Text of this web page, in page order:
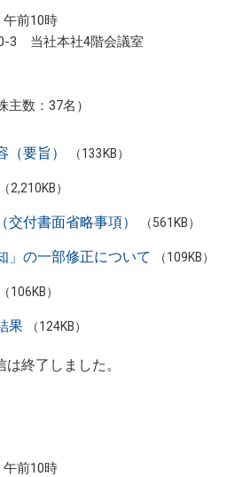
前10時
3 当社本社4階会議室
数：37名）
要旨） （133KB）
（2,210KB）
付書面省略事項） （561KB）
」の一部修正について （109KB）
（106KB）
果 （124KB）
終了しました。
前10時